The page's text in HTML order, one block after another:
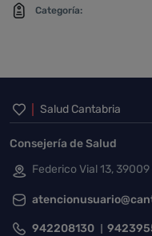
Categoría:
Inicio del pie
Salud Cantabria
Consejería de Salud
Federico Vial 13,
942208130